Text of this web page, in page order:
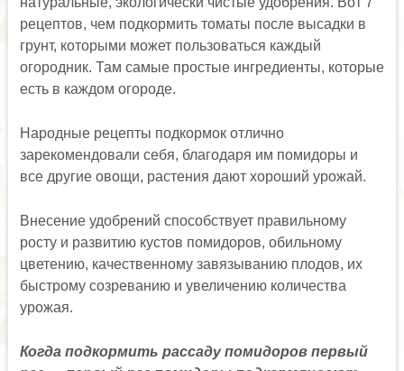
рецептов, чем подкормить томаты после высадки в
грунт, которыми может пользоваться каждый
огородник. Там самые простые ингредиенты, которые
есть в каждом огороде.
Народные рецепты подкормок отлично
зарекомендовали себя, благодаря им помидоры и
все другие овощи, растения дают хороший урожай.
Внесение удобрений способствует правильному
росту и развитию кустов помидоров, обильному
цветению, качественному завязыванию плодов, их
быстрому созреванию и увеличению количества
урожая.
Когда подкормить рассаду помидоров первый